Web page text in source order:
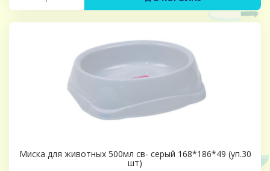
Миска для животных 500мл св- серый 168*186*49 (уп.30
шт)